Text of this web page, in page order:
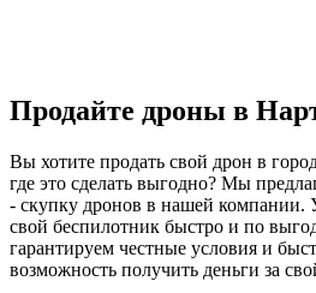
Продайте дроны в
Вы хотите продать свой дрон в
где это сделать выгодно? Мы
- скупку дронов в нашей компании.
свой беспилотник быстро и по
гарантируем честные условия и
возможность получить деньги за